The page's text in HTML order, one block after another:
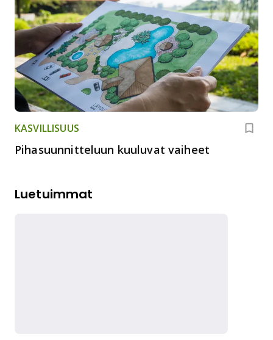
KASVILLISUUS
Pihasuunnitteluun kuuluvat vaiheet
Luetuimmat